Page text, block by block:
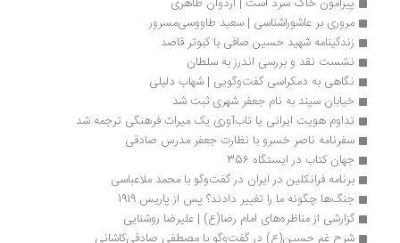
مروری بر عاشوراشناسی | سعید طاووسی‌مسرور
زندگینامه شهید حسین صافی با کبوتر قاصد
نشست نقد و بررسی اندرز به سلطان
نگاهی به دمکراسی گفت‌وگویی | شهاب دلیلی
خیابان سپند به نام جعفر شهری ثبت شد
تداوم هویت ایرانی یا تاب‌آوری یک میراث فرهنگی ترجمه شد
سفرنامه ناصر خسرو با نظارت جعفر مدرس صادقی
جهان کتاب در ایستگاه 356
برنامه فرانکلین در ایران در گفت‌وگو با محمد ملاعباسی
جنگ‌ها چگونه ما را تغییر دادند؟ پس از پاریس 1919
گزارشی از مناظره‌های امام رضا(ع) | علیرضا روشنایی
شرح غم حسین(ع) در گفت‌وگو با مصطفی صادقی‌کاشانی